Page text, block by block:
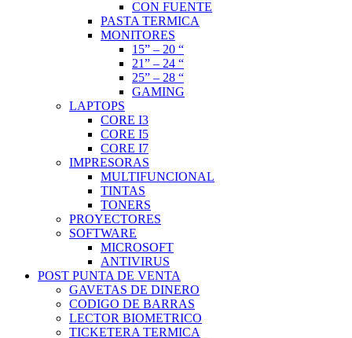
CON FUENTE
PASTA TERMICA
MONITORES
15” – 20 “
21” – 24 “
25” – 28 “
GAMING
LAPTOPS
CORE I3
CORE I5
CORE I7
IMPRESORAS
MULTIFUNCIONAL
TINTAS
TONERS
PROYECTORES
SOFTWARE
MICROSOFT
ANTIVIRUS
POST PUNTA DE VENTA
GAVETAS DE DINERO
CODIGO DE BARRAS
LECTOR BIOMETRICO
TICKETERA TERMICA